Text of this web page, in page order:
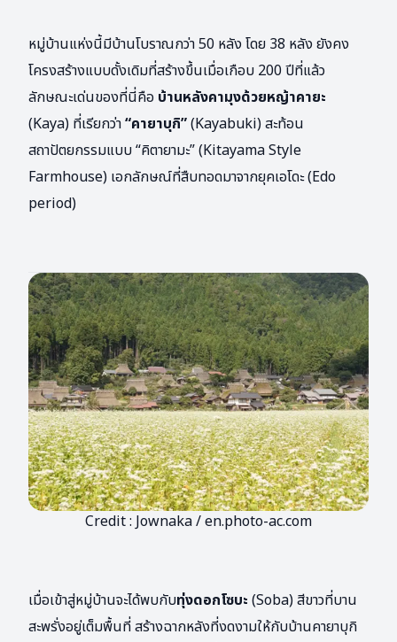
หมู่บ้านแห่งนี้มีบ้านโบราณกว่า 50 หลัง โดย 38 หลัง ยังคง
โครงสร้างแบบดั้งเดิมที่สร้างขึ้นเมื่อเกือบ 200 ปีที่แล้ว
ลักษณะเด่นของที่นี่คือ บ้านหลังคามุงด้วยหญ้าคายะ
(Kaya) ที่เรียกว่า“คายาบุกิ”(Kayabuki) สะท้อน
สถาปัตยกรรมแบบ “คิตายามะ” (Kitayama Style
Farmhouse) เอกลักษณ์ที่สืบทอดมาจากยุคเอโดะ (Edo
period)
Credit : Jownaka / en.photo-ac.com
เมื่อเข้าสู่หมู่บ้านจะได้พบกับทุ่งดอกโซบะ (Soba) สีขาวที่บาน
สะพรั่งอยู่เต็มพื้นที่ สร้างฉากหลังที่งดงามให้กับบ้านคายาบุกิ